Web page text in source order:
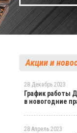
Акции и
28 Декабрь 2023
График работы
в новогодние
28 Апрель 2023